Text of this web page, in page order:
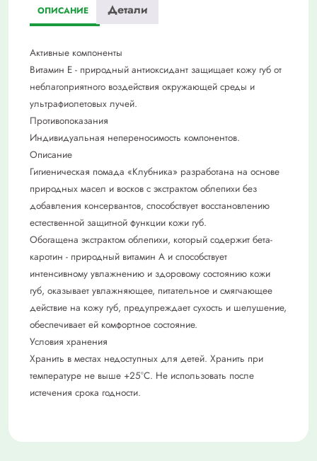
ОПИСАНИЕ Детали
Активные компоненты
Витамин Е - природный антиоксидант защищает кожу губ от
неблагоприятного воздействия окружающей среды и
ультрафиолетовых лучей.
Противопоказания
Индивидуальная непереносимость компонентов.
Описание
Гигиеническая помада «Клубника» разработана на основе
природных масел и восков с экстрактом облепихи без
добавления консервантов, способствует восстановлению
естественной защитной функции кожи губ.
Обогащена экстрактом облепихи, который содержит бета-
каротин - природный витамин А и способствует
интенсивному увлажнению и здоровому состоянию кожи
губ, оказывает увлажняющее, питательное и смягчающее
действие на кожу губ, предупреждает сухость и шелушение,
обеспечивает ей комфортное состояние.
Условия хранения
Хранить в местах недоступных для детей. Хранить при
температуре не выше +25°С. Не использовать после
истечения срока годности.